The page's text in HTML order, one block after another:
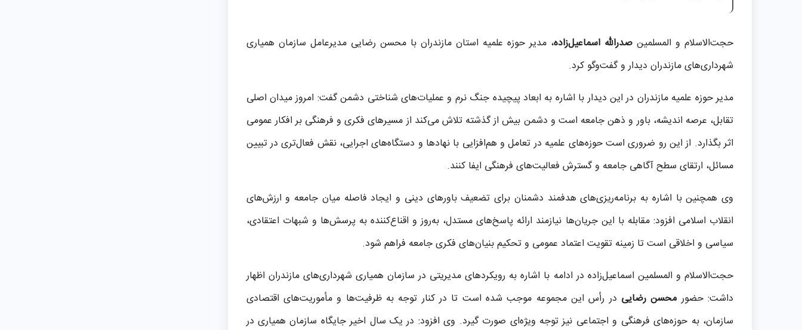
حجت‌الاسلام و المسلمینصدرالله اسماعیل‌زاده، مدیر حوزه علمیه استان مازندران با محسن رضایی مدیرعامل سازمان همیاری
شهرداری‌های مازندران دیدار و گفت‌وگو کرد.
مدیر حوزه علمیه مازندران در این دیدار با اشاره به ابعاد پیچیده جنگ نرم و عملیات‌های شناختی دشمن گفت: امروز میدان اصلی
تقابل، عرصه اندیشه، باور و ذهن جامعه است و دشمن بیش از گذشته تلاش می‌کند از مسیرهای فکری و فرهنگی بر افکار عمومی
اثر بگذارد. از این رو ضروری است حوزه‌های علمیه در تعامل و هم‌افزایی با نهادها و دستگاه‌های اجرایی، نقش فعال‌تری در تبیین
مسائل، ارتقای سطح آگاهی جامعه و گسترش فعالیت‌های فرهنگی ایفا کنند.
وی همچنین با اشاره به برنامه‌ریزی‌های هدفمند دشمنان برای تضعیف باورهای دینی و ایجاد فاصله میان جامعه و ارزش‌های
انقلاب اسلامی افزود: مقابله با این جریان‌ها نیازمند ارائه پاسخ‌های مستدل، به‌روز و اقناع‌کننده به پرسش‌ها و شبهات اعتقادی،
سیاسی و اخلاقی است تا زمینه تقویت اعتماد عمومی و تحکیم بنیان‌های فکری جامعه فراهم شود.
حجت‌الاسلام و المسلمین اسماعیل‌زاده در ادامه با اشاره به رویکردهای مدیریتی در سازمان همیاری شهرداری‌های مازندران اظهار
داشت: حضور محسن رضایی در رأس این مجموعه موجب شده است تا در کنار توجه به ظرفیت‌ها و مأموریت‌های اقتصادی
سازمان، به حوزه‌های فرهنگی و اجتماعی نیز توجه ویژه‌ای صورت گیرد. وی افزود: در یک سال اخیر جایگاه سازمان همیاری در